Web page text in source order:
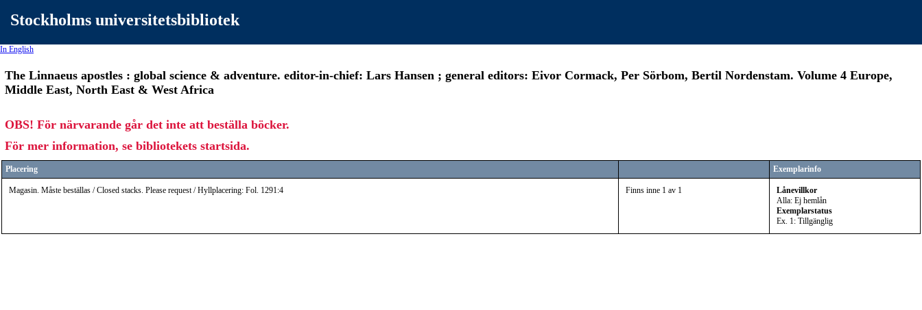
Stockholms universitetsbibliotek
In English
The Linnaeus apostles : global science & adventure. editor-in-chief: Lars Hansen ; general editors: Eivor Cormack, Per Sörbom, Bertil Nordenstam. Volume 4 Europe,
Middle East, North East & West Africa
OBS! För närvarande går det inte att beställa böcker.
För mer information, se bibliotekets startsida.
Placering Exemplarinfo
Magasin. Måste beställas / Closed stacks. Please request / Hyllplacering: Fol. 1291:4 Finns inne 1 av 1
Lånevillkor
Alla: Ej hemlån
Exemplarstatus
Ex. 1: Tillgänglig